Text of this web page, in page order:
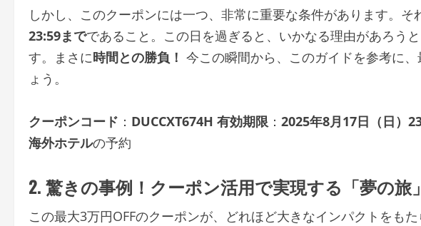
しかし、このクーポンには一つ、非常に重要な条件があります。そ
23:59までであること。この日を過ぎると、いかなる理由があろう
す。まさに時間との勝負！ 今この瞬間から、このガイドを参考に
ょう。
クーポンコード ： DUCCXT674H 有効期限 ： 2025年8月17日（日）
海外ホテルの予約
2. 驚きの事例！クーポン活用で実現する「夢の旅」
この最大3万円OFFのクーポンが、どれほど大きなインパクトをも